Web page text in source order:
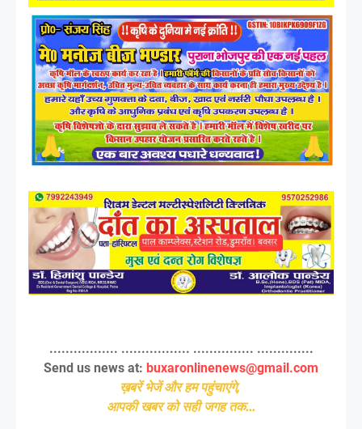
................. ................. ............... ..............
Send us news at: buxaronlinenews@gmail.com
ख़बरें भेजें और हम पहुंचाएंगे,
आपकी खबर को सही जगह तक...